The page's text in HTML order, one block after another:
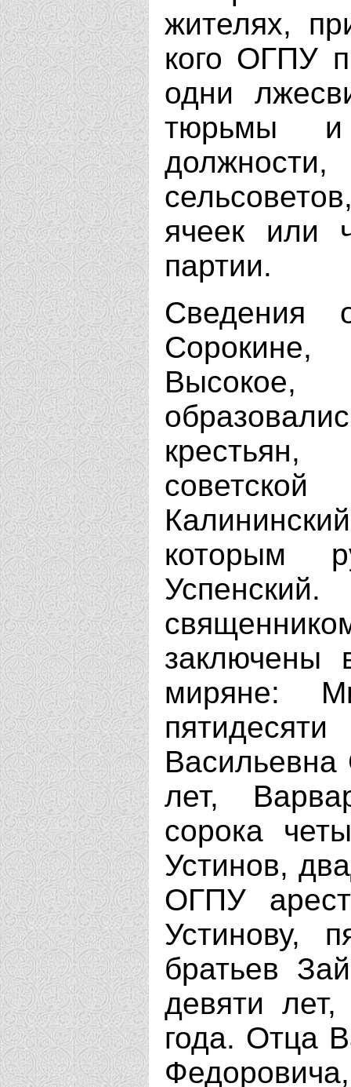
жителях,
кого ОГПУ
одни
тюрьмы
ячеек или
партии.
Сведения
которым
заключены
миряне:
Васильевна
лет,
сорока
Устинов,
ОГПУ
Устинову,
братьев
девяти
года. Отца